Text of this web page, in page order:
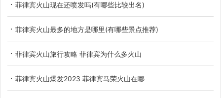
菲律宾火山现在还喷发吗(有哪些比较出名)
菲律宾火山最多的地方是哪里(有哪些景点推荐)
菲律宾火山旅行攻略 菲律宾为什么多火山
菲律宾火山爆发2023 菲律宾马荣火山在哪